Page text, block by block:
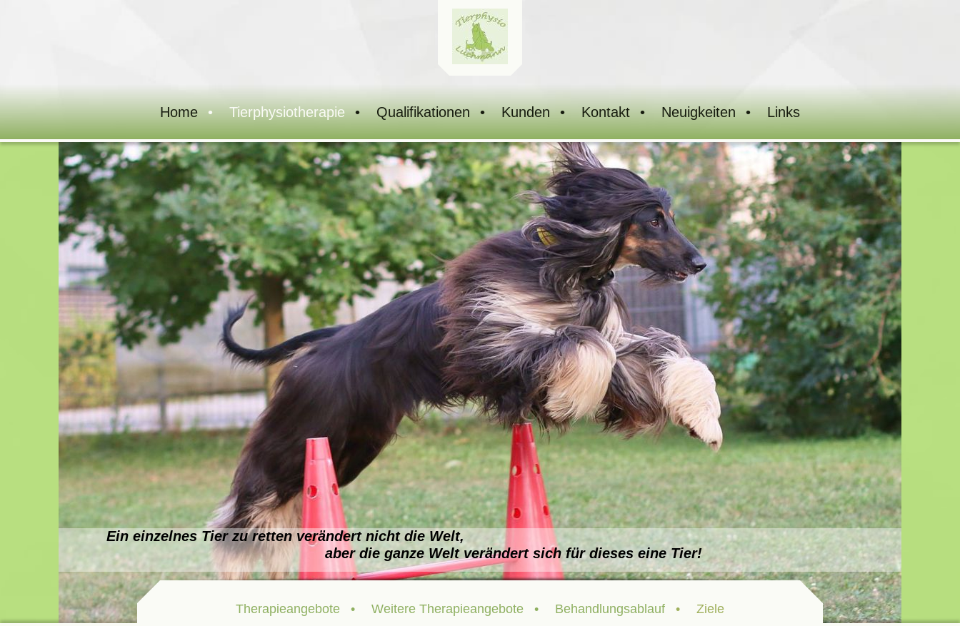
Home Tierphysiotherapie Qualifikationen Kunden Kontakt Neuigkeiten Links
Ein einzelnes Tier zu retten verändert nicht die Welt,
aber die ganze Welt verändert sich für dieses eine Tier!
Therapieangebote Weitere Therapieangebote Behandlungsablauf Ziele